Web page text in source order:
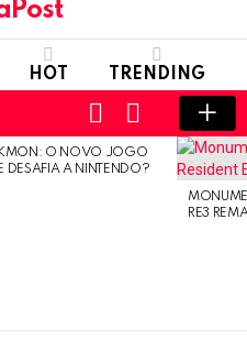
HOT TRENDING
SWITCH
SKIN
LOGIN
O NOVO JOGO
DESAFIA A NINTENDO?
RE3